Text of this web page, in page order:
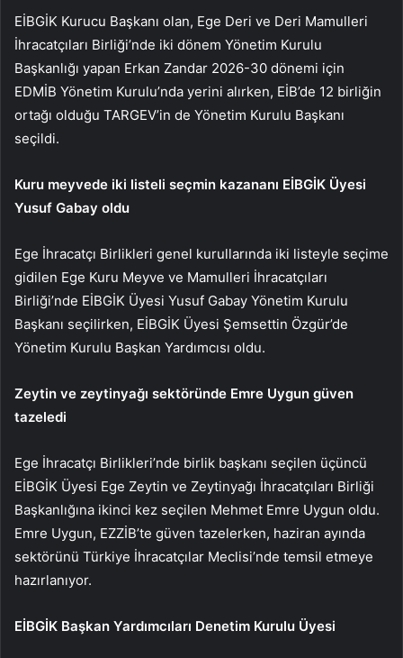
EİBGİK Kurucu Başkanı olan, Ege Deri ve Deri Mamulleri
İhracatçıları Birliği’nde iki dönem Yönetim Kurulu
Başkanlığı yapan Erkan Zandar 2026-30 dönemi için
EDMİB Yönetim Kurulu’nda yerini alırken, EİB’de 12 birliğin
ortağı olduğu TARGEV’in de Yönetim Kurulu Başkanı
seçildi.
Kuru meyvede iki listeli seçmin kazananı EİBGİK Üyesi
Yusuf Gabay oldu
Ege İhracatçı Birlikleri genel kurullarında iki listeyle seçime
gidilen Ege Kuru Meyve ve Mamulleri İhracatçıları
Birliği’nde EİBGİK Üyesi Yusuf Gabay Yönetim Kurulu
Başkanı seçilirken, EİBGİK Üyesi Şemsettin Özgür’de
Yönetim Kurulu Başkan Yardımcısı oldu.
Zeytin ve zeytinyağı sektöründe Emre Uygun güven
tazeledi
Ege İhracatçı Birlikleri’nde birlik başkanı seçilen üçüncü
EİBGİK Üyesi Ege Zeytin ve Zeytinyağı İhracatçıları Birliği
Başkanlığına ikinci kez seçilen Mehmet Emre Uygun oldu.
Emre Uygun, EZZİB’te güven tazelerken, haziran ayında
sektörünü Türkiye İhracatçılar Meclisi’nde temsil etmeye
hazırlanıyor.
EİBGİK Başkan Yardımcıları Denetim Kurulu Üyesi